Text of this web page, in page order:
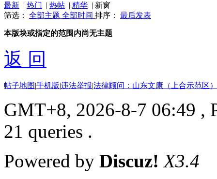
最新 | 热门 | 热帖 | 精华 | 新窗
筛选： 全部主题 全部时间 排序： 最后发表
本版块或指定的范围内尚无主题
返 回
帖子地图|手机版|违法举报|法律顾问：山东文康（上合示范区
GMT+8, 2026-8-7 06:49 ,
21 queries .
Powered by Discuz! X3.4